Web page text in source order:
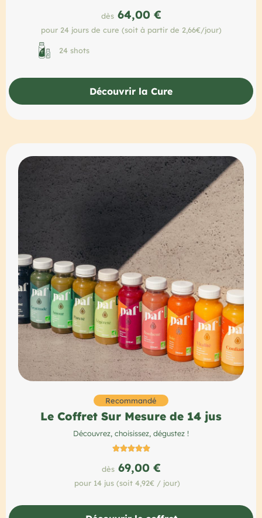
dès64,00 €
pour 24 jours de cure (soit à partir de 2,66€/jour)
24 shots
Découvrir la Cure
Recommandé
Le Coffret Sur Mesure de 14 jus
Découvrez, choisissez, dégustez !

dès69,00 €
pour 14 jus (soit 4,92€ / jour)